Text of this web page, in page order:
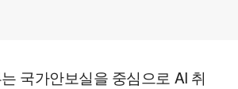
국가안보실을 중심으로 AI 취